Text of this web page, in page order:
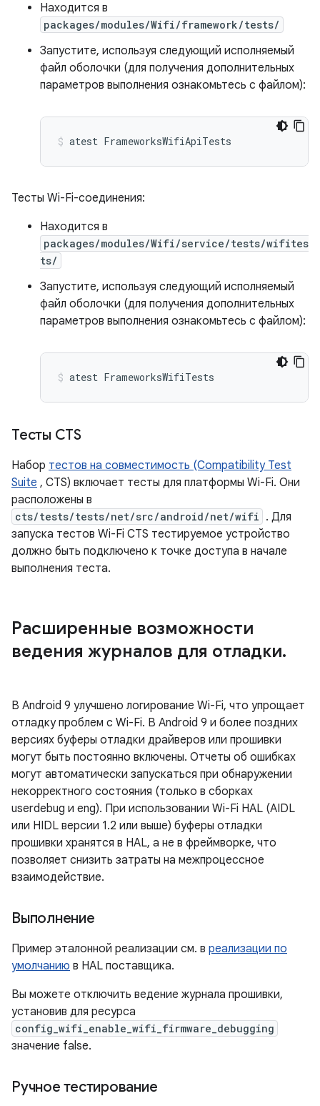
Находится в
packages/modules/Wifi/framework/tests/
Запустите, используя следующий исполняемый
файл оболочки (для получения дополнительных
параметров выполнения ознакомьтесь с файлом):
atest FrameworksWifiApiTests
Тесты Wi-Fi-соединения:
Находится в
packages/modules/Wifi/service/tests/wifites
ts/
Запустите, используя следующий исполняемый
файл оболочки (для получения дополнительных
параметров выполнения ознакомьтесь с файлом):
atest FrameworksWifiTests
Тесты CTS
Набор тестов на совместимость (Compatibility Test
Suite , CTS) включает тесты для платформы Wi-Fi. Они
расположены в
cts/tests/tests/net/src/android/net/wifi . Для
запуска тестов Wi-Fi CTS тестируемое устройство
должно быть подключено к точке доступа в начале
выполнения теста.
Расширенные возможности
ведения журналов для отладки.
В Android 9 улучшено логирование Wi-Fi, что упрощает
отладку проблем с Wi-Fi. В Android 9 и более поздних
версиях буферы отладки драйверов или прошивки
могут быть постоянно включены. Отчеты об ошибках
могут автоматически запускаться при обнаружении
некорректного состояния (только в сборках
userdebug и eng). При использовании Wi-Fi HAL (AIDL
или HIDL версии 1.2 или выше) буферы отладки
прошивки хранятся в HAL, а не в фреймворке, что
позволяет снизить затраты на межпроцессное
взаимодействие.
Выполнение
Пример эталонной реализации см. в реализации по
умолчанию в HAL поставщика.
Вы можете отключить ведение журнала прошивки,
установив для ресурса
config_wifi_enable_wifi_firmware_debugging
значение false.
Ручное тестирование